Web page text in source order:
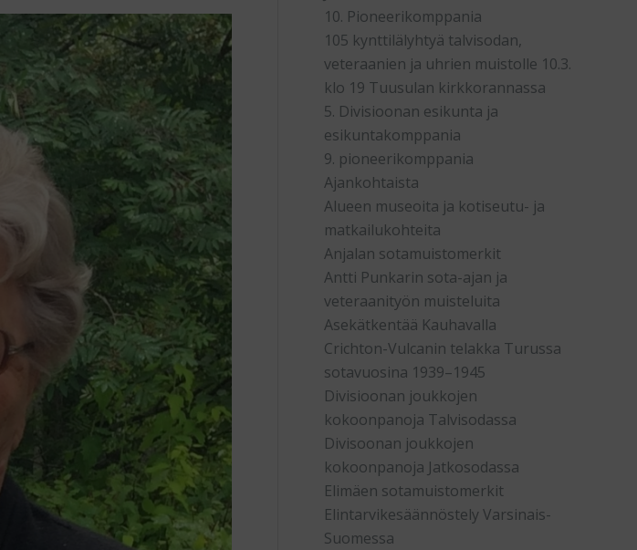
10. Pioneerikomppania
105 kynttilälyhtyä talvisodan,
veteraanien ja uhrien muistolle 10.3.
klo 19 Tuusulan kirkkorannassa
5. Divisioonan esikunta ja
esikuntakomppania
9. pioneerikomppania
Ajankohtaista
Alueen museoita ja kotiseutu- ja
matkailukohteita
Anjalan sotamuistomerkit
Antti Punkarin sota-ajan ja
veteraanityön muisteluita
Asekätkentää Kauhavalla
Crichton-Vulcanin telakka Turussa
sotavuosina 1939–1945
Divisioonan joukkojen
kokoonpanoja Talvisodassa
Divisoonan joukkojen
kokoonpanoja Jatkosodassa
Elimäen sotamuistomerkit
Elintarvikesäännöstely Varsinais-
Suomessa